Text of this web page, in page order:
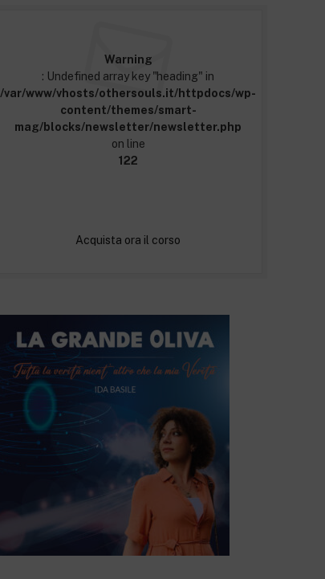
Warning
: Undefined array key "heading" in
/var/www/vhosts/othersouls.it/httpdocs/wp-
content/themes/smart-
mag/blocks/newsletter/newsletter.php
on line
122
Acquista ora il corso